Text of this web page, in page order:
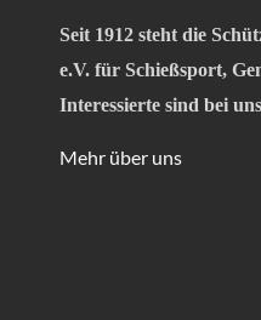
Seit 1912 steht die
e.V. für Schießsport,
Interessierte sind bei
Mehr über uns